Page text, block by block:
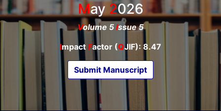
May 2026
Volume 5 Issue 5
Impact Factor (QJIF): 8.47
Submit Manuscript